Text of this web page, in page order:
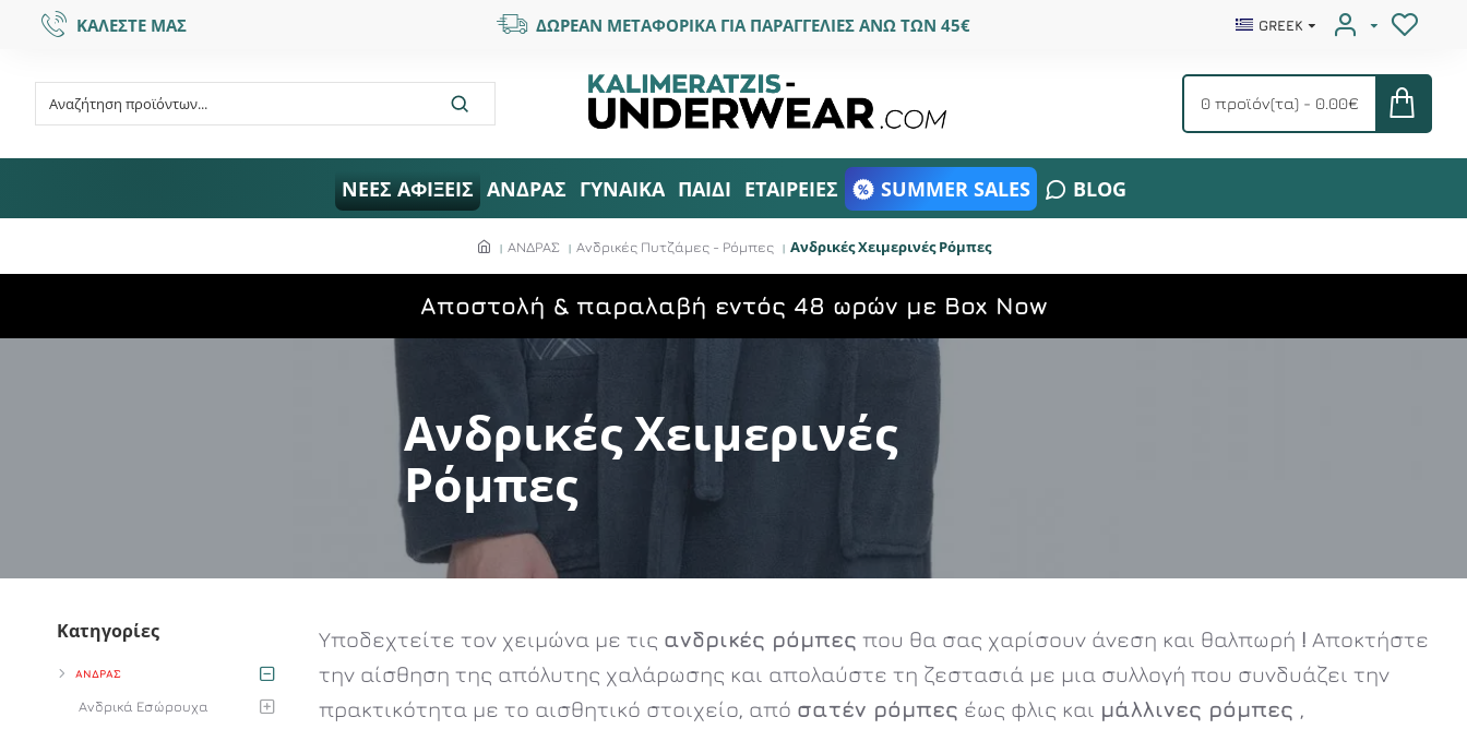
ΚΑΛΕΣΤΕ ΜΑΣ ΔΩΡΕΑΝ ΜΕΤΑΦΟΡΙΚΑ ΓΙΑ ΠΑΡΑΓΓΕΛΙΕΣ ΑΝΩ ΤΩΝ 45€ GREEK
0 προϊόν(τα) - 0.00€
ΝΕΕΣ ΑΦΙΞΕΙΣ ΑΝΔΡΑΣ ΓΥΝΑΙΚΑ ΠΑΙΔΙ ΕΤΑΙΡΕΙΕΣ SUMMER SALES BLOG
ΑΝΔΡΑΣ Ανδρικές Πυτζάμες - Ρόμπες Ανδρικές Χειμερινές Ρόμπες
Aποστολή & παραλαβή εντός 48 ωρών με Box Now
Ανδρικές Χειμερινές
Ρόμπες
Κατηγορίες
ΑΝΔΡΑΣ
Ανδρικά Εσώρουχα
Υποδεχτείτε τον χειμώνα με τις ανδρικές ρόμπες που θα σας χαρίσουν άνεση και θαλπωρή ! Αποκτήστε
την αίσθηση της απόλυτης χαλάρωσης και απολαύστε τη ζεστασιά με μια συλλογή που συνδυάζει την
πρακτικότητα με το αισθητικό στοιχείο, από σατέν ρόμπες έως φλις και μάλλινες ρόμπες ,